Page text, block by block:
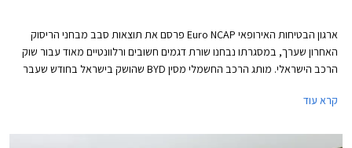
ארגון הבטיחות האירופאי Euro NCAP פרסם את תוצאות סבב מבחני הריסוק
האחרון שערך, במסגרתו נבחנו שורת דגמים חשובים ורלוונטיים מאוד עבור שוק
הרכב הישראלי. מותג הרכב החשמלי מסין BYD שהושק בישראל בחודש שעבר
קרא עוד